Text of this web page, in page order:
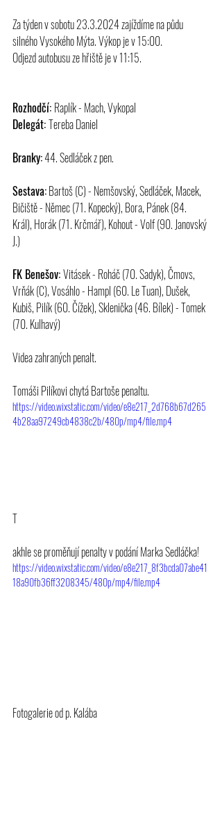
Za týden v sobotu 23.3.2024 zajíždíme na půdu
silného Vysokého Mýta. Výkop je v 15:00.
Odjezd autobusu ze hřiště je v 11:15.
Rozhodčí: Raplík - Mach, Vykopal
Delegát: Tereba Daniel
Branky: 44. Sedláček z pen.
Sestava: Bartoš (C) - Nemšovský, Sedláček, Macek,
Bičiště - Němec (71. Kopecký), Bora, Pánek (84.
Král), Horák (71. Krčmář), Kohout - Volf (90. Janovský
J.)
FK Benešov: Vitásek - Roháč (70. Sadyk), Čmovs,
Vrňák (C), Vosáhlo - Hampl (60. Le Tuan), Dušek,
Kubiš, Pilík (60. Čížek), Sklenička (46. Bílek) - Tomek
(70. Kulhavý)
Videa zahraných penalt.
Tomáši Pilíkovi chytá Bartoše penaltu.
https://video.wixstatic.com/video/e8e217_2d768b67d265
4b28aa97249cb4838c2b/480p/mp4/file.mp4
T
akhle se proměňují penalty v podání Marka Sedláčka!
https://video.wixstatic.com/video/e8e217_8f3bcda07abe41
18a90fb36ff3208345/480p/mp4/file.mp4
Fotogalerie od p. Kalába